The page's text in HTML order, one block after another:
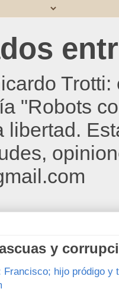
"Robots
libertad.
y
Francisco; hijo pródigo y